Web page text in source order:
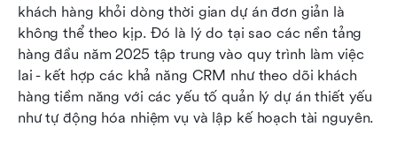
khách hàng khỏi dòng thời gian dự án đơn giản là
không thể theo kịp. Đó là lý do tại sao các nền tảng
hàng đầu năm 2025 tập trung vào quy trình làm việc
lai - kết hợp các khả năng CRM như theo dõi khách
hàng tiềm năng với các yếu tố quản lý dự án thiết yếu
như tự động hóa nhiệm vụ và lập kế hoạch tài nguyên.